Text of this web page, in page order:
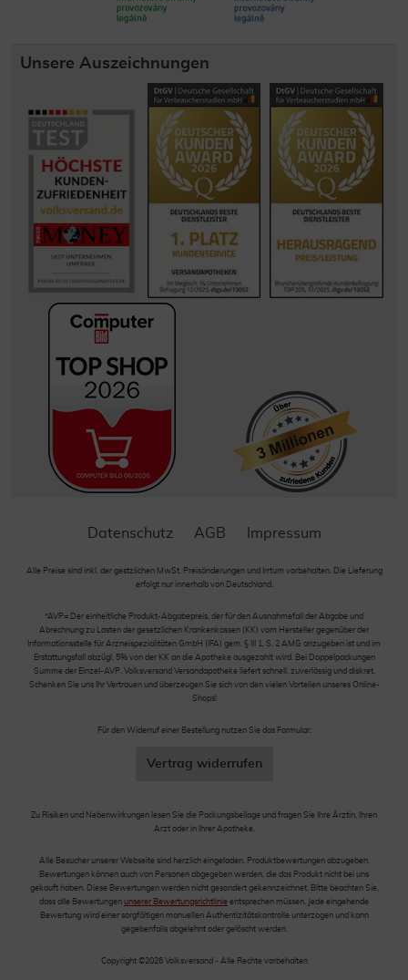
Unsere Auszeichnungen
Datenschutz AGB Impressum
Alle Preise sind inkl. der gestzlichen MwSt. Preisänderungen und Irrtum vorbehalten. Die Lieferung
erfolgt nur innerhalb von Deutschland.
*AVP= Der einheitliche Produkt-Abgabepreis, der für den Ausnahmefall der Abgabe und
Abrechnung zu Lasten der gesetzlichen Krankenkassen (KK) vom Hersteller gegenüber der
Informationsstelle für Arzneispezialitäten GmbH (IFA) gem. § III 1, S. 2 AMG anzugeben ist und im
Erstattungsfall abzügl. 5% von der KK an die Apotheke ausgezahlt wird. Bei Doppelpackungen
Summe der Einzel-AVP. Volksversand Versandapotheke liefert schnell, zuverlässig und diskret.
Schenken Sie uns Ihr Vertrauen und überzeugen Sie sich von den vielen Vorteilen unseres Online-
Shops!
Für den Widerruf einer Bestellung nutzen Sie das Formular:
Vertrag widerrufen
Zu Risiken und Nebenwirkungen lesen Sie die Packungsbeilage und fragen Sie Ihre Ärztin, Ihren
Arzt oder in Ihrer Apotheke.
Alle Besucher unserer Webseite sind herzlich eingeladen, Produktbewertungen abzugeben.
Bewertungen können auch von Personen abgegeben werden, die das Produkt nicht bei uns
gekauft haben. Diese Bewertungen werden nicht gesondert gekennzeichnet. Bitte beachten Sie,
dass alle Bewertungen unserer Bewertungsrichtlinie entsprechen müssen. Jede eingehende
Bewertung wird einer sorgfältigen manuellen Authentizitätskontrolle unterzogen und kann
gegebenfalls abgelehnt oder gelöscht werden.
Copyright ©2026 Volksversand - Alle Rechte vorbehalten